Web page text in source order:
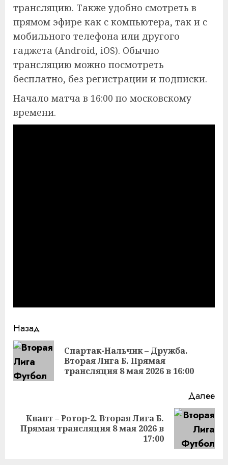
трансляцию. Также удобно смотреть в
прямом эфире как с компьютера, так и с
мобильного телефона или другого
гаджета (Android, iOS). Обычно
трансляцию можно посмотреть
бесплатно, без регистрации и подписки.
Начало матча в 16:00 по московскому
времени.
Продолжить
чтение
Назад
Спартак-Нальчик – Дружба.
Вторая Лига Б. Прямая
трансляция 8 мая 2026 в 16:00
Далее
Следующая
Квант – Ротор-2. Вторая Лига Б.
Прямая трансляция 8 мая 2026 в
17:00